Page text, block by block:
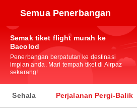
Semua Penerbangan
Semak tiket flight murah ke
Bacolod
Penerbangan berpatutan ke destinasi
impian anda. Mari tempah tiket di Airpaz
sekarang!
Sehala Perjalanan Pergi-Balik